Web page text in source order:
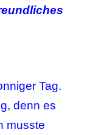
Tag.
denn es
musste